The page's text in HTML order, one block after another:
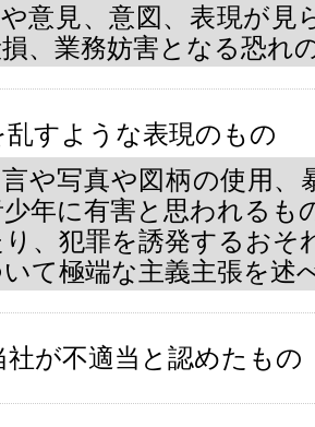
意見、意図、表現が見
、業務妨害となる恐れ
乱すような表現のもの
や写真や図柄の使用、
年に有害と思われるも
、犯罪を誘発するおそ
て極端な主義主張を述
社が不適当と認めたもの